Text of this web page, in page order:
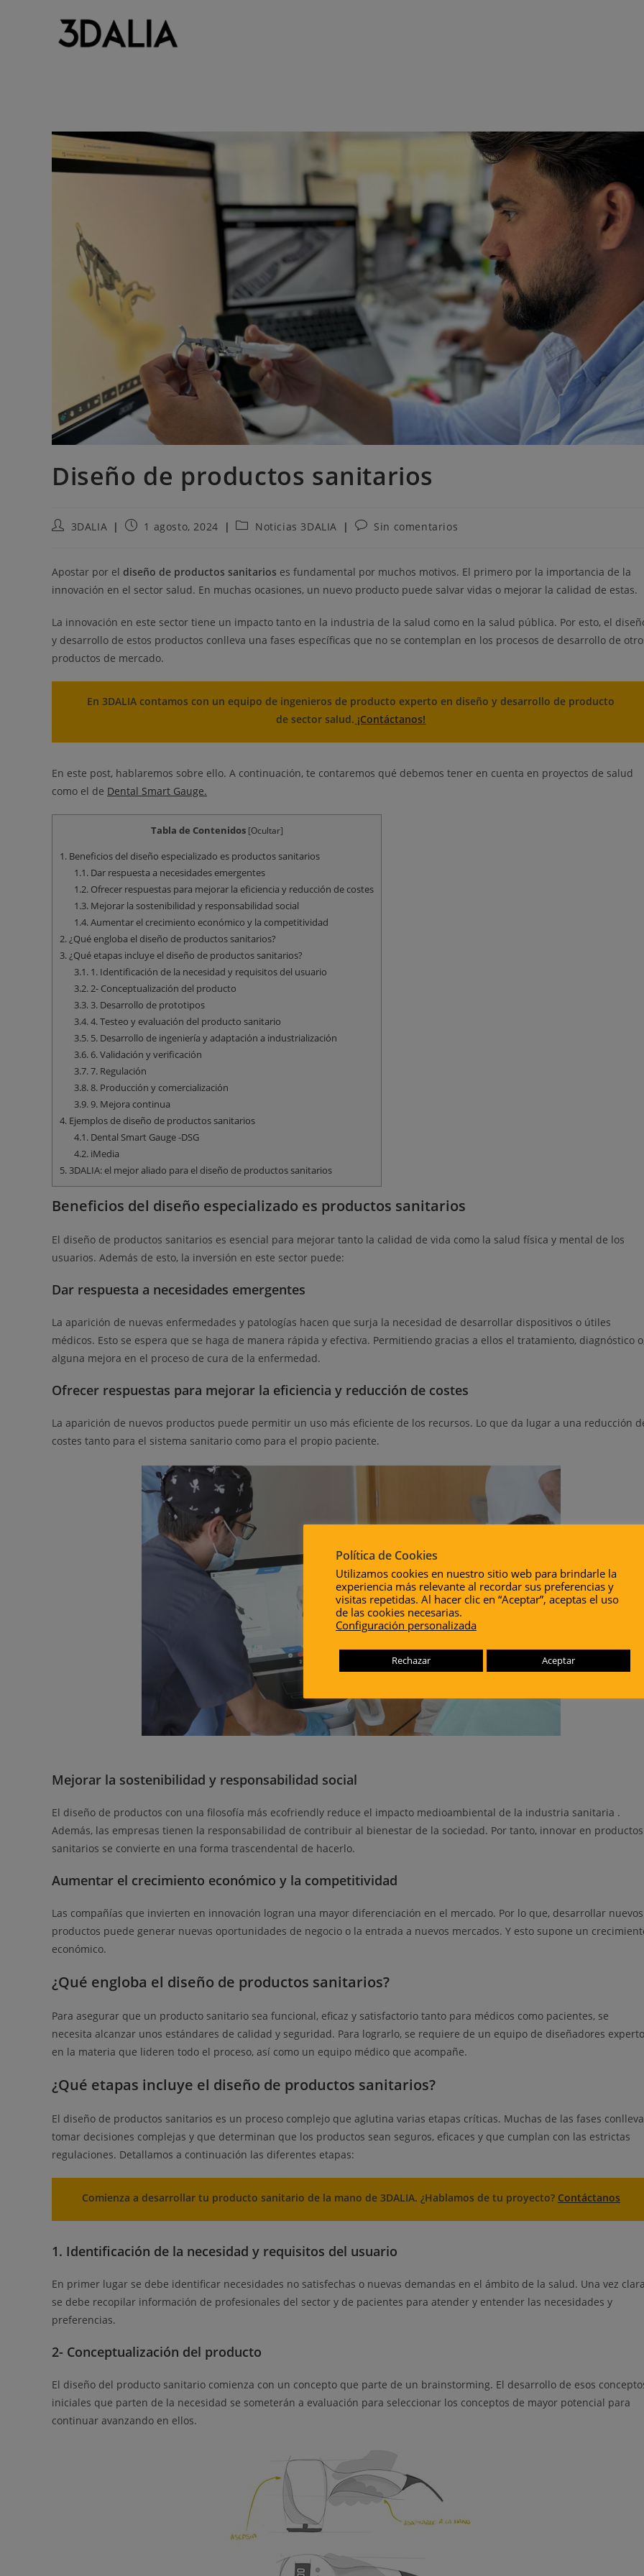
Diseño de productos sanitarios
3DALIA 1 agosto, 2024 Noticias 3DALIA Sin comentarios
Apostar por el diseño de productos sanitarios es fundamental por muchos motivos. El primero por la importancia de la
innovación en el sector salud. En muchas ocasiones, un nuevo producto puede salvar vidas o mejorar la calidad de estas.
La innovación en este sector tiene un impacto tanto en la industria de la salud como en la salud pública. Por esto, el
y desarrollo de estos productos conlleva una fases específicas que no se contemplan en los procesos de desarrollo de
productos de mercado.
En 3DALIA contamos con un equipo de ingenieros de producto experto en diseño y desarrollo de producto
de sector salud. ¡Contáctanos!
En este post, hablaremos sobre ello. A continuación, te contaremos qué debemos tener en cuenta en proyectos de salud
como el de Dental Smart Gauge.
Tabla de Contenidos [Ocultar]
1. Beneficios del diseño especializado es productos sanitarios
1.1.Dar respuesta a necesidades emergentes
1.2.Ofrecer respuestas para mejorar la eficiencia y reducción de costes
1.3.Mejorar la sostenibilidad y responsabilidad social
1.4.Aumentar el crecimiento económico y la competitividad
2.¿Qué engloba el diseño de productos sanitarios?
3.¿Qué etapas incluye el diseño de productos sanitarios?
3.1.1. Identificación de la necesidad y requisitos del usuario
3.2.2- Conceptualización del producto
3.3.3. Desarrollo de prototipos
3.4.4. Testeo y evaluación del producto sanitario
3.5.5. Desarrollo de ingeniería y adaptación a industrialización
3.6.6. Validación y verificación
3.7.7. Regulación
3.8.8. Producción y comercialización
3.9.9. Mejora continua
4. Ejemplos de diseño de productos sanitarios
4.1.Dental Smart Gauge -DSG
4.2.iMedia
5. 3DALIA: el mejor aliado para el diseño de productos sanitarios
Beneficios del diseño especializado es productos sanitarios
El diseño de productos sanitarios es esencial para mejorar tanto la calidad de vida como la salud física y mental de los
usuarios. Además de esto, la inversión en este sector puede:
Dar respuesta a necesidades emergentes
La aparición de nuevas enfermedades y patologías hacen que surja la necesidad de desarrollar dispositivos o útiles
médicos. Esto se espera que se haga de manera rápida y efectiva. Permitiendo gracias a ellos el tratamiento, diagnóstico
alguna mejora en el proceso de cura de la enfermedad.
Ofrecer respuestas para mejorar la eficiencia y reducción de costes
La aparición de nuevos productos puede permitir un uso más eficiente de los recursos. Lo que da lugar a una reducción
costes tanto para el sistema sanitario como para el propio paciente.
Mejorar la sostenibilidad y responsabilidad social
El diseño de productos con una filosofía más ecofriendly reduce el impacto medioambiental de la industria sanitaria .
Además, las empresas tienen la responsabilidad de contribuir al bienestar de la sociedad. Por tanto, innovar en productos
sanitarios se convierte en una forma trascendental de hacerlo.
Aumentar el crecimiento económico y la competitividad
Las compañías que invierten en innovación logran una mayor diferenciación en el mercado. Por lo que, desarrollar nuevos
productos puede generar nuevas oportunidades de negocio o la entrada a nuevos mercados. Y esto supone un
económico.
¿Qué engloba el diseño de productos sanitarios?
Para asegurar que un producto sanitario sea funcional, eficaz y satisfactorio tanto para médicos como pacientes, se
necesita alcanzar unos estándares de calidad y seguridad. Para lograrlo, se requiere de un equipo de diseñadores
en la materia que lideren todo el proceso, así como un equipo médico que acompañe.
¿Qué etapas incluye el diseño de productos sanitarios?
El diseño de productos sanitarios es un proceso complejo que aglutina varias etapas críticas. Muchas de las fases conlleva
tomar decisiones complejas y que determinan que los productos sean seguros, eficaces y que cumplan con las estrictas
regulaciones. Detallamos a continuación las diferentes etapas:
Comienza a desarrollar tu producto sanitario de la mano de 3DALIA. ¿Hablamos de tu proyecto? Contáctanos
1. Identificación de la necesidad y requisitos del usuario
En primer lugar se debe identificar necesidades no satisfechas o nuevas demandas en el ámbito de la salud. Una vez
se debe recopilar información de profesionales del sector y de pacientes para atender y entender las necesidades y
preferencias.
2- Conceptualización del producto
El diseño del producto sanitario comienza con un concepto que parte de un brainstorming. El desarrollo de esos
iniciales que parten de la necesidad se someterán a evaluación para seleccionar los conceptos de mayor potencial para
continuar avanzando en ellos.
Política de Cookies
Utilizamos cookies en nuestro sitio web para brindarle la
experiencia más relevante al recordar sus preferencias y
visitas repetidas. Al hacer clic en “Aceptar”, aceptas el uso
de las cookies necesarias.
Configuración personalizada
Rechazar Aceptar